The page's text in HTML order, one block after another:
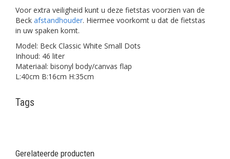
Voor extra veiligheid kunt u deze fietstas voorzien van de
Beck afstandhouder. Hiermee voorkomt u dat de fietstas
in uw spaken komt.
Model: Beck Classic White Small Dots
Inhoud: 46 liter
Materiaal: bisonyl body/canvas flap
L:40cm B:16cm H:35cm
Tags
Gerelateerde producten